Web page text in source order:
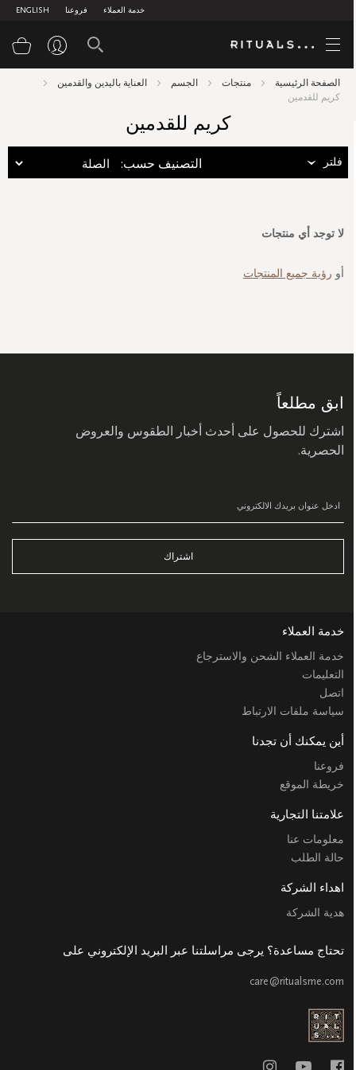
ENGLISH فروعنا خدمة العملاء
الصفحة الرئيسية منتجات الجسم
العناية باليدين والقدمين
كريم للقدمين
كريم للقدمين
فلتر :التصنيف حسب
لا توجد أي منتجات
أو رؤية جميع المنتجات
ابق مطلعاً
اشترك للحصول على أحدث أخبار الطقوس والعروض
الحصرية.
اشتراك
خدمة العملاء
خدمة العملاء الشحن والاسترجاع
التعليمات
اتصل
سياسة ملفات الارتباط
أين يمكنك أن تجدنا
فروعنا
خريطة الموقع
علامتنا التجارية
معلومات عنا
حالة الطلب
اهداء الشركة
هدية الشركة
تحتاج مساعدة؟ يرجى مراسلتنا عبر البريد الإلكتروني على
care@ritualsme.com